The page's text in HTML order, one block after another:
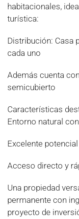
habitacionales,
turística:
Distribución: Casa
cada uno
Además cuenta
semicubierto
Características
Entorno natural
Excelente
Acceso directo y
Una propiedad
permanente con
proyecto de